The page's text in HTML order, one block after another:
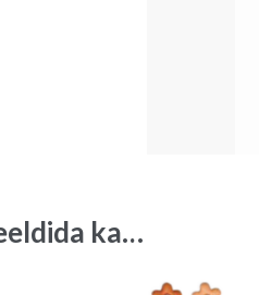
ka…